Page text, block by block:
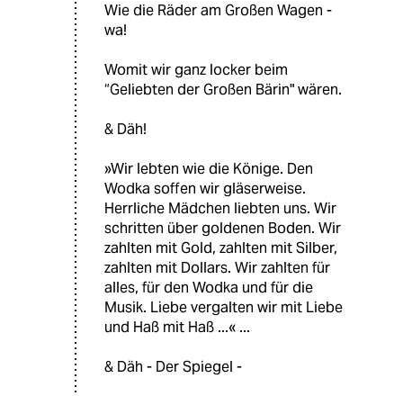
Wie die Räder am Großen Wagen -
wa!
Womit wir ganz locker beim
“Geliebten der Großen Bärin" wären.
& Däh!
»Wir lebten wie die Könige. Den
Wodka soffen wir gläserweise.
Herrliche Mädchen liebten uns. Wir
schritten über goldenen Boden. Wir
zahlten mit Gold, zahlten mit Silber,
zahlten mit Dollars. Wir zahlten für
alles, für den Wodka und für die
Musik. Liebe vergalten wir mit Liebe
und Haß mit Haß ...« ...
& Däh - Der Spiegel -